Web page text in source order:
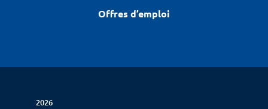
Offres d’emploi
2026